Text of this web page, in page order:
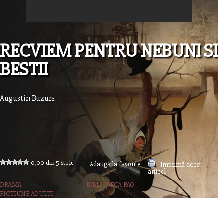
RECVIEM PENTRU NEBUNI SI
BESTII
Augustin Buzura
0,00 din 5 stele Adaugă la favorite
Imprimă acest
articol
DRAMA
BIBLIOTECA RAO
FICTIUNE ADULTI